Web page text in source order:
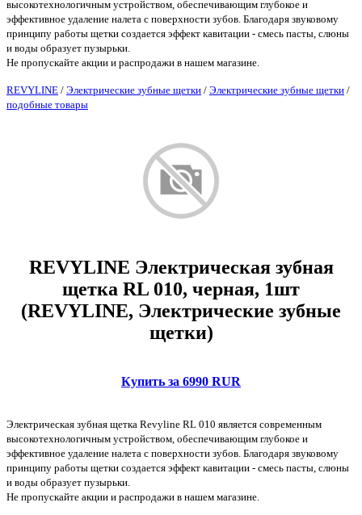
высокотехнологичным устройством, обеспечивающим глубокое и
эффективное удаление налета с поверхности зубов. Благодаря звуковому
принципу работы щетки создается эффект кавитации - смесь пасты, слюны
и воды образует пузырьки.
Не пропускайте акции и распродажи в нашем магазине.
REVYLINE / Электрические зубные щетки / Электрические зубные щетки /
подобные товары
REVYLINE Электрическая зубная
щетка RL 010, черная, 1шт
(REVYLINE, Электрические зубные
щетки)
Купить за 6990 RUR
Электрическая зубная щетка Revyline RL 010 является современным
высокотехнологичным устройством, обеспечивающим глубокое и
эффективное удаление налета с поверхности зубов. Благодаря звуковому
принципу работы щетки создается эффект кавитации - смесь пасты, слюны
и воды образует пузырьки.
Не пропускайте акции и распродажи в нашем магазине.